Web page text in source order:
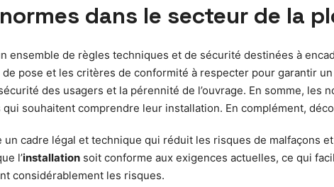
dans le secteur de la
de règles techniques et de sécurité destinées à
pose et les critères de conformité à respecter pour garantir
des usagers et la pérennité de l’ouvrage. En somme,
souhaitent comprendre leur installation. En complément,
cadre légal et technique qui réduit les risques de malfaçons
l’installation soit conforme aux exigences actuelles, ce qui
considérablement les risques.